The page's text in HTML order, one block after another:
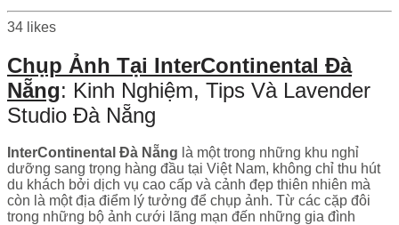
34 likes
Chụp Ảnh Tại InterContinental Đà
Nẵng: Kinh Nghiệm, Tips Và Lavender
Studio Đà Nẵng
InterContinental Đà Nẵng là một trong những khu nghỉ
dưỡng sang trọng hàng đầu tại Việt Nam, không chỉ thu hút
du khách bởi dịch vụ cao cấp và cảnh đẹp thiên nhiên mà
còn là một địa điểm lý tưởng để chụp ảnh. Từ các cặp đôi
trong những bộ ảnh cưới lãng mạn đến những gia đình